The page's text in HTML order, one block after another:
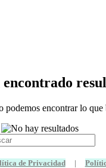
encontrado
podemos encontrar lo que
de Privacidad |